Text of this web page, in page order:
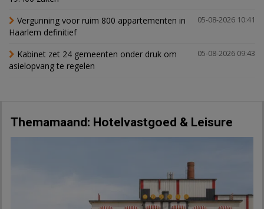
05-08-2026 10:41
Vergunning voor ruim 800 appartementen in
Haarlem definitief
05-08-2026 09:43
Kabinet zet 24 gemeenten onder druk om
asielopvang te regelen
Themamaand: Hotelvastgoed & Leisure